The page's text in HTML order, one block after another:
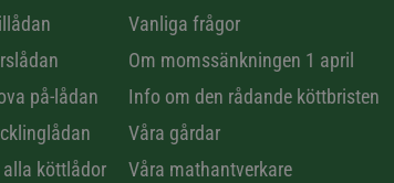
på-lådan
alla köttlådor
Vanliga frågor
Om momssänkningen 1 april
Info om den rådande köttbristen
Våra gårdar
Våra mathantverkare